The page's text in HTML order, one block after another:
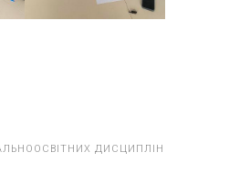
ДИСЦИПЛІН